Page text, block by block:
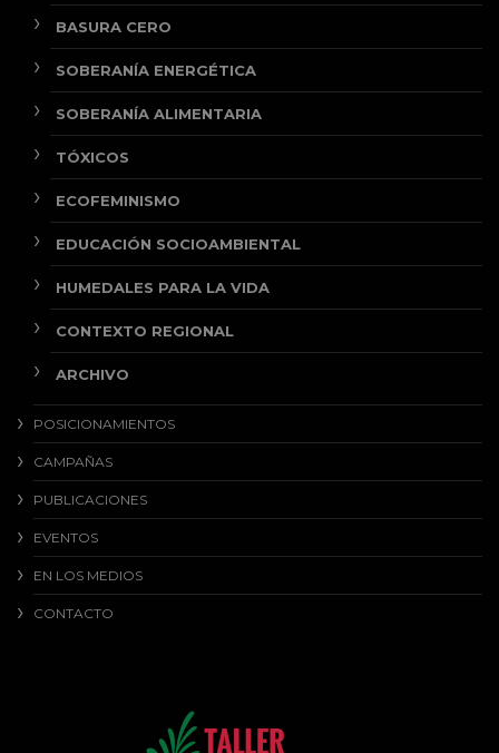
BASURA CERO
SOBERANÍA ENERGÉTICA
SOBERANÍA ALIMENTARIA
TÓXICOS
ECOFEMINISMO
EDUCACIÓN SOCIOAMBIENTAL
HUMEDALES PARA LA VIDA
CONTEXTO REGIONAL
ARCHIVO
POSICIONAMIENTOS
CAMPAÑAS
PUBLICACIONES
EVENTOS
EN LOS MEDIOS
CONTACTO